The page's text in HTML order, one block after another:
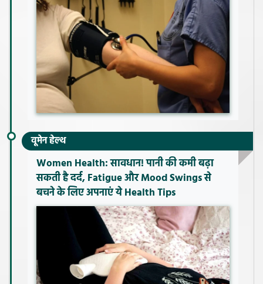
वूमेन हेल्थ
Women Health: सावधान! पानी की कमी बढ़ा
सकती है दर्द, Fatigue और Mood Swings से
बचने के लिए अपनाएं ये Health Tips